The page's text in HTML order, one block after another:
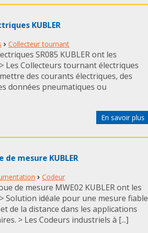
KUBLER
› Collecteur tournant
SR085 KUBLER ont les
Les Collecteurs tournant électriques
des courants électriques, des
données pneumatiques ou
En savoir plus
mesure KUBLER
› Codeur
de mesure MWE02 KUBLER ont les
Solution idéale pour une mesure fiable
de la distance dans les applications
> Les Codeurs industriels à [...]